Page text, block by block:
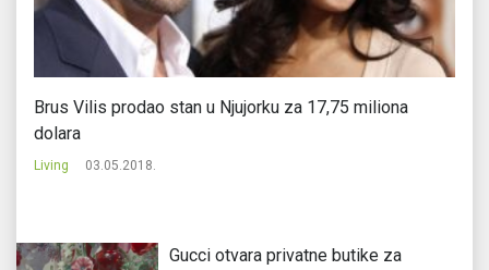
Brus Vilis prodao stan u Njujorku za 17,75 miliona
dolara
Living 03.05.2018.
Gucci otvara privatne butike za